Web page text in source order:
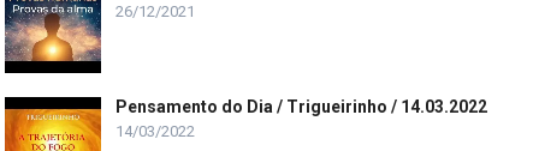
26/12/2021
Pensamento do Dia / Trigueirinho / 14.03.2022
14/03/2022